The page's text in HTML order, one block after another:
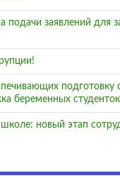
подачи заявлений для
беременных студенток
новый этап